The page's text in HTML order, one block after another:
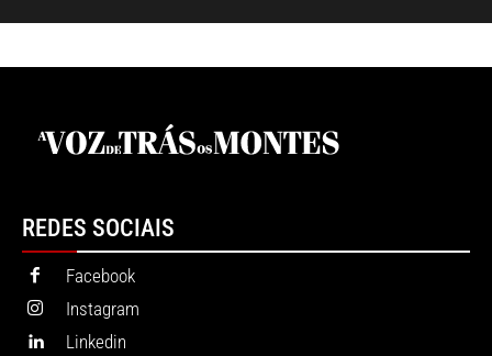
REDES SOCIAIS
Facebook
Instagram
Linkedin